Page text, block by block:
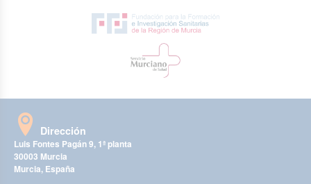
Dirección
Luis Fontes Pagán 9, 1ª planta
30003 Murcia
Murcia, España